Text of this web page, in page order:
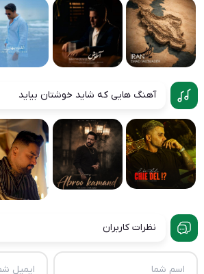
آهنگ هایی که شاید خوشتان بیاید
نظرات کاربران